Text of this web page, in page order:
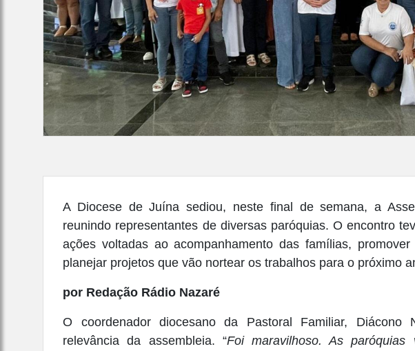
A Diocese de Juína sediou, neste final de semana, a
reunindo representantes de diversas paróquias. O encontro
ações voltadas ao acompanhamento das famílias,
planejar projetos que vão nortear os trabalhos para o próximo
por Redação Rádio Nazaré
O coordenador diocesano da Pastoral Familiar, Diácono
relevância da assembleia. “Foi maravilhoso. As paróquias